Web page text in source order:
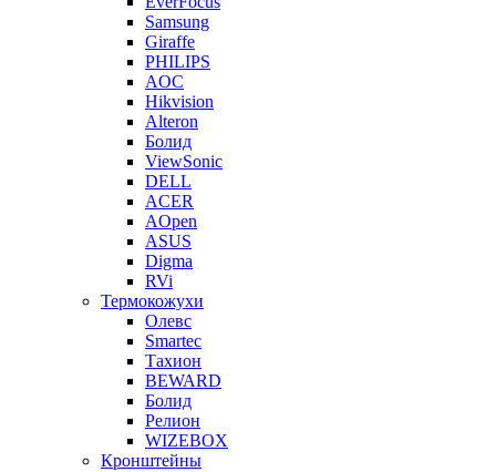
Samsung
Giraffe
PHILIPS
AOC
Hikvision
Alteron
Болид
ViewSonic
DELL
ACER
AOpen
ASUS
Digma
RVi
Термокожухи
Олевс
Smartec
Тахион
BEWARD
Болид
Релион
WIZEBOX
Кронштейны